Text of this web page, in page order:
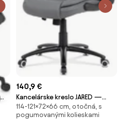
140,9 €
Kancelárske kreslo JARED —
ekokoža, sivá
114-121×72×66 cm, otočná, s
pogumovanými kolieskami